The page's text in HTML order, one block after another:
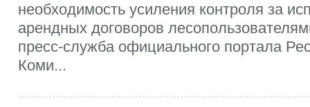
необходимость усиления контроля за
арендных договоров
пресс-служба официального портала
Коми...